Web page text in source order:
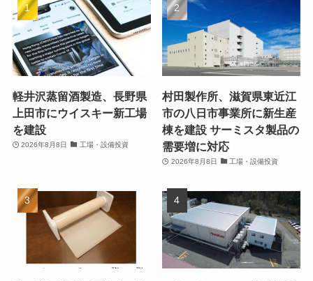
軽井沢蒸留酒製造、長野県
上田市にウイスキー新工場
を建設
2026年8月8日 工場・設備投資
村田製作所、滋賀県東近江
市の八日市事業所に新生産
棟を建設 サーミスタ製品の
需要増に対応
2026年8月8日 工場・設備投資